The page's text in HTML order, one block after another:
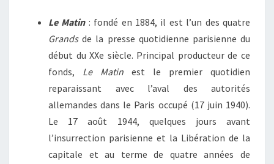
Le Matin : fondé en 1884, il est l’un des quatre
Grandsde la presse quotidienne parisienne du
début du XXe siècle. Principal producteur de ce
fonds, Le Matin est le premier quotidien
reparaissant avec l’aval des autorités
allemandes dans le Paris occupé (17 juin 1940).
Le 17 août 1944, quelques jours avant
l’insurrection parisienne et la Libération de la
capitale et au terme de quatre années de